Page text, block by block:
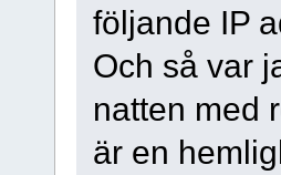
följande IP
Och så var
natten med
är en